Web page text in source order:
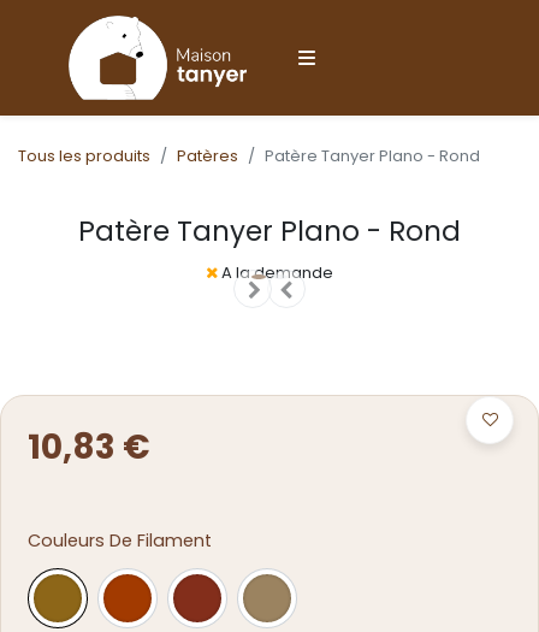
Tous les produits Patères Patère Tanyer Plano - Rond
Patère Tanyer Plano - Rond
A la demande
10,83 €
Couleurs De Filament